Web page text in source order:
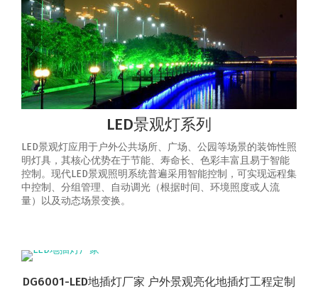
LED景观灯系列
LED景观灯应用于户外公共场所、广场、公园等场景的装饰性照
明灯具，其核心优势在于节能、寿命长、色彩丰富且易于智能
控制‌。‌现代LED景观照明系统普遍采用智能控制，可实现‌远程集
中控制、分组管理、自动调光（根据时间、环境照度或人流
量）以及动态场景变换‌。
DG6001-LED地插灯厂家 户外景观亮化地插灯工程定制